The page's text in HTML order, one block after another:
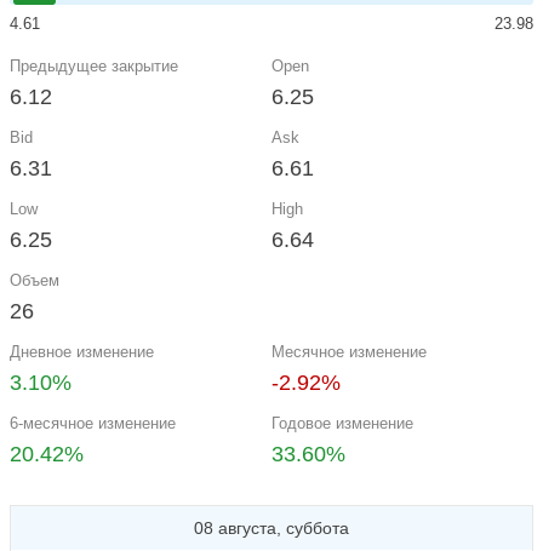
4.61 23.98
Предыдущее закрытие
6.12
Open
6.25
Bid
6.31
Ask
6.61
Low
6.25
High
6.64
Объем
26
Дневное изменение
3.10%
Месячное изменение
-2.92%
6-месячное изменение
20.42%
Годовое изменение
33.60%
08 августа, суббота